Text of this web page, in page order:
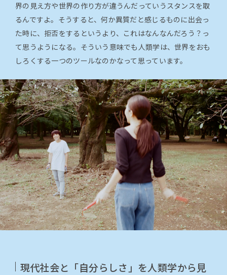
界の見え方や世界の作り方が違うんだっていうスタンスを取
るんですよ。そうすると、何か異質だと感じるものに出会っ
た時に、拒否をするというより、これはなんなんだろう？っ
て思うようになる。そういう意味でも人類学は、世界をおも
しろくする一つのツールなのかなって思っています。
現代社会と「自分らしさ」を人類学から見